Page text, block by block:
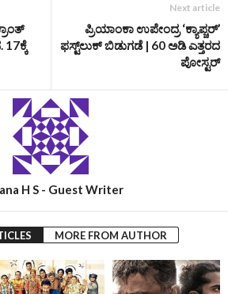
Next article
ಪ್ರಿಯಾಂಕಾ ಉಪೇಂದ್ರ ‘ಕ್ಯಾಪ್ಚರ್‌’
ಫಸ್ಟ್‌ಲುಕ್‌ ಬಿಡುಗಡೆ | 60 ಅಡಿ ಎತ್ತರದ
ಪೋಸ್ಟರ್‌
H S - Guest Writer
MORE FROM AUTHOR